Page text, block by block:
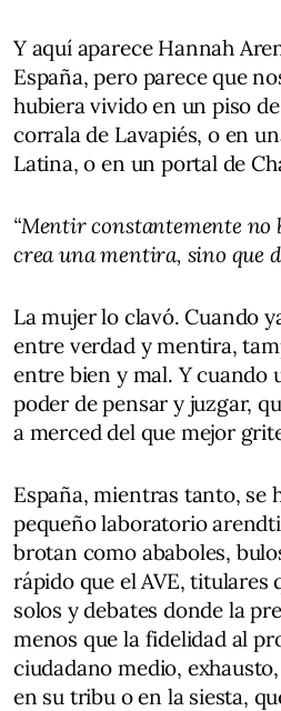
Y aquí aparece Hannah
España, pero parece que
hubiera vivido en un piso
corrala de Lavapiés, o en
Latina, o en un portal de
“Mentir constantemente no
crea una mentira, sino que
La mujer lo clavó. Cuando
entre verdad y mentira,
entre bien y mal. Y cuando
poder de pensar y juzgar,
a merced del que mejor
España, mientras tanto, se
pequeño laboratorio
brotan como ababoles,
rápido que el AVE, titulares
solos y debates donde la
menos que la fidelidad al
ciudadano medio,
en su tribu o en la siesta,